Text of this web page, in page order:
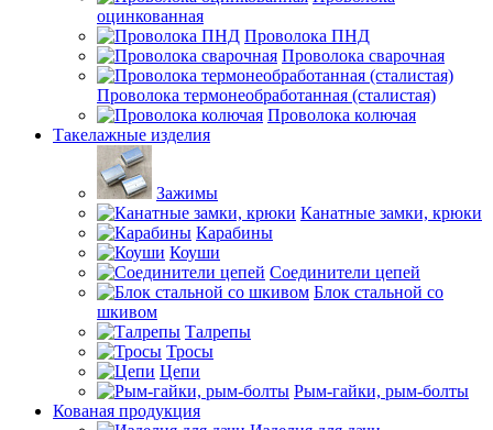
оцинкованная
Проволока ПНД
Проволока сварочная
Проволока термонеобработанная (сталистая)
Проволока колючая
Такелажные изделия
Зажимы
Канатные замки, крюки
Карабины
Коуши
Соединители цепей
Блок стальной со
шкивом
Талрепы
Тросы
Цепи
Рым-гайки, рым-болты
Кованая продукция